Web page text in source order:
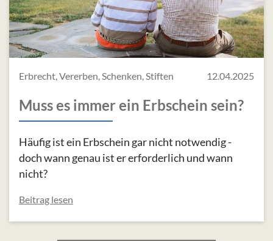
Erbrecht, Vererben, Schenken, Stiften 12.04.2025
Muss es immer ein Erbschein sein?
Häufig ist ein Erbschein gar nicht notwendig -
doch wann genau ist er erforderlich und wann
nicht?
Beitrag lesen